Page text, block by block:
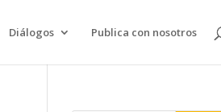
Diálogos Publica con nosotros